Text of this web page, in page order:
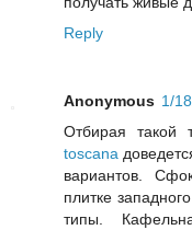
Reply
Anonymous 1/
Отбирая такой
toscana
вариантов.
плитке
типы.